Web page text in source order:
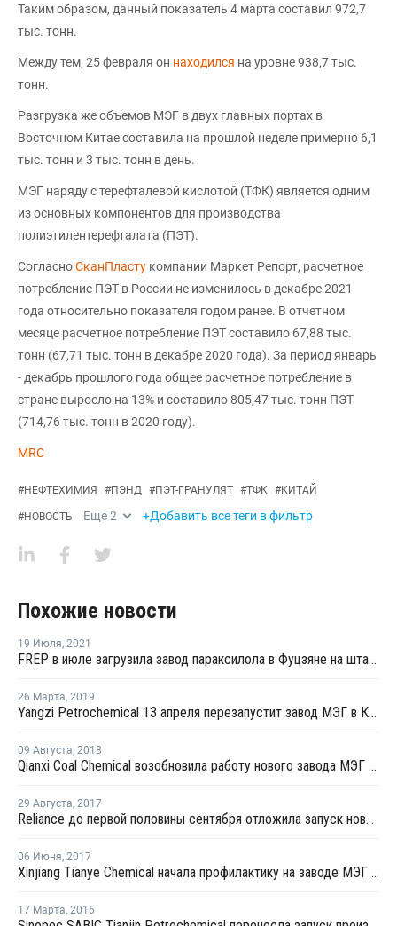
Таким образом, данный показатель 4 марта составил 972,7
тыс. тонн.
Между тем, 25 февраля он находился на уровне 938,7 тыс.
тонн.
Разгрузка же объемов МЭГ в двух главных портах в
Восточном Китае составила на прошлой неделе примерно 6,1
тыс. тонн и 3 тыс. тонн в день.
МЭГ наряду с терефталевой кислотой (ТФК) является одним
из основных компонентов для производства
полиэтилентерефталата (ПЭТ).
СогласноСканПласту компании Маркет Репорт, расчетное
потребление ПЭТ в России не изменилось в декабре 2021
года относительно показателя годом ранее. В отчетном
месяце расчетное потребление ПЭТ составило 67,88 тыс.
тонн (67,71 тыс. тонн в декабре 2020 года). За период январь
- декабрь прошлого года общее расчетное потребление в
стране выросло на 13% и составило 805,47 тыс. тонн ПЭТ
(714,76 тыс. тонн в 2020 году).
MRC
#НЕФТЕХИМИЯ #ПЭНД #ПЭТ-ГРАНУЛЯТ #ТФК #КИТАЙ
#НОВОСТЬ Еще2 +Добавить все теги в фильтр
Похожие новости
19 Июля, 2021
FREP в июле загрузила завод параксилола в Фуцзяне на штатном уровне
26 Марта, 2019
Yangzi Petrochemical 13 апреля перезапустит завод МЭГ в Китае после планового ремонта
09 Августа, 2018
Qianxi Coal Chemical возобновила работу нового завода МЭГ в Цяньси после профилактики
29 Августа, 2017
Reliance до первой половины сентября отложила запуск нового завода МЭГ в Джамнагаре
06 Июня, 2017
Xinjiang Tianye Chemical начала профилактику на заводе МЭГ в Китае
17 Марта, 2016